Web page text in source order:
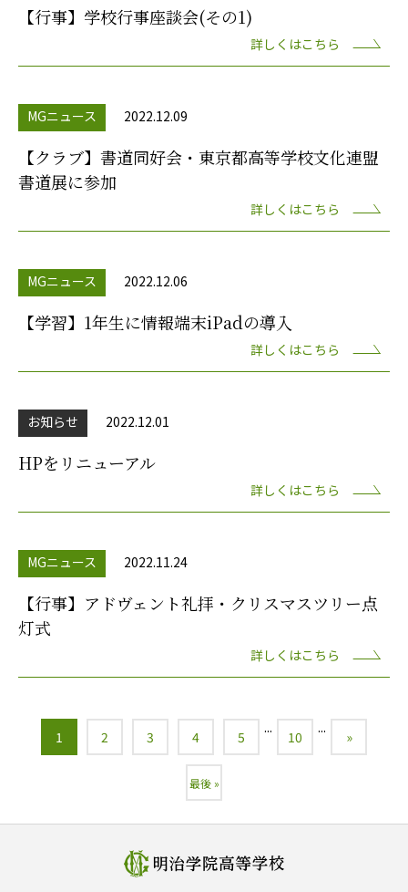
【行事】学校行事座談会(その1)
詳しくはこちら
MGニュース 2022.12.09
【クラブ】書道同好会・東京都高等学校文化連盟
書道展に参加
詳しくはこちら
MGニュース 2022.12.06
【学習】1年生に情報端末iPadの導入
詳しくはこちら
お知らせ 2022.12.01
HPをリニューアル
詳しくはこちら
MGニュース 2022.11.24
【行事】アドヴェント礼拝・クリスマスツリー点
灯式
詳しくはこちら
1 2 3 4 5
...
10
...
»
最後 »